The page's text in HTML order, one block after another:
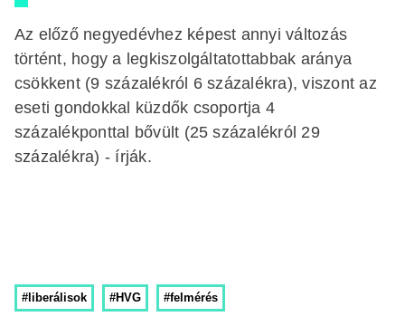
Az előző negyedévhez képest annyi változás
történt, hogy a legkiszolgáltatottabbak aránya
csökkent (9 százalékról 6 százalékra), viszont az
eseti gondokkal küzdők csoportja 4
százalékponttal bővült (25 százalékról 29
százalékra) - írják.
#liberálisok #HVG #felmérés